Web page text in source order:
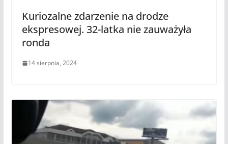
Kuriozalne zdarzenie na drodze
ekspresowej. 32-latka nie zauważyła
ronda
14 sierpnia, 2024